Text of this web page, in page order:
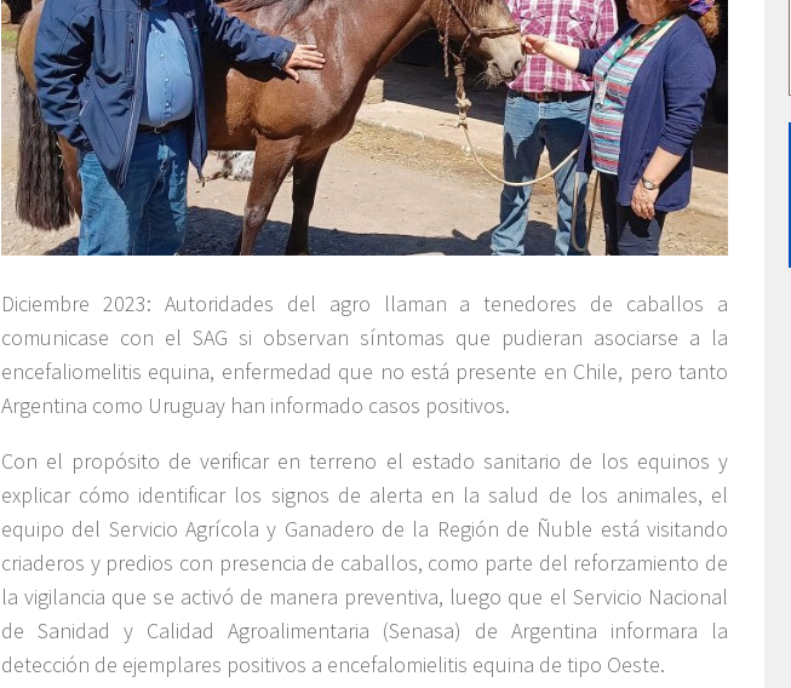
Diciembre 2023: Autoridades del agro llaman a tenedores de caballos a
comunicase con el SAG si observan síntomas que pudieran asociarse a la
encefaliomelitis equina, enfermedad que no está presente en Chile, pero tanto
Argentina como Uruguay han informado casos positivos.
Con el propósito de verificar en terreno el estado sanitario de los equinos y
explicar cómo identificar los signos de alerta en la salud de los animales, el
equipo del Servicio Agrícola y Ganadero de la Región de Ñuble está visitando
criaderos y predios con presencia de caballos, como parte del reforzamiento de
la vigilancia que se activó de manera preventiva, luego que el Servicio Nacional
de Sanidad y Calidad Agroalimentaria (Senasa) de Argentina informara la
detección de ejemplares positivos a encefalomielitis equina de tipo Oeste.